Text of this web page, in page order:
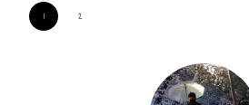
반찬 한컷! 구성을 보아 술을 마셔야
대체했다는 건 함정ㅠㅠ 주문한 막창
다리면서 추억 소환 쫀. 득. 기~ 옥수
여행기 안녕하세요 키꼬입니다. 2021
로 사람들이 없는 날을 골라 순천으
행을 떠나게 되었습니다. 일단 이번
1 2